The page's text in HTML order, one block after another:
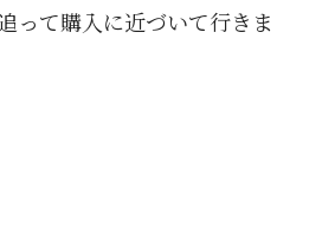
って購入に近づいて行きま